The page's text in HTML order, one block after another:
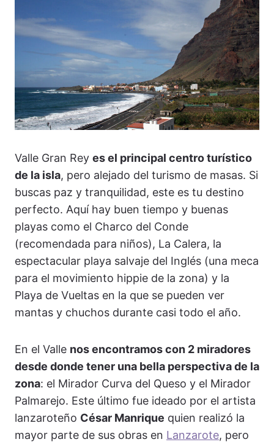
Valle Gran Rey es el principal centro turístico
de la isla, pero alejado del turismo de masas. Si
buscas paz y tranquilidad, este es tu destino
perfecto. Aquí hay buen tiempo y buenas
playas como el Charco del Conde
(recomendada para niños), La Calera, la
espectacular playa salvaje del Inglés (una meca
para el movimiento hippie de la zona) y la
Playa de Vueltas en la que se pueden ver
mantas y chuchos durante casi todo el año.
En el Valle nos encontramos con 2 miradores
desde donde tener una bella perspectiva de la
zona: el Mirador Curva del Queso y el Mirador
Palmarejo. Este último fue ideado por el artista
lanzaroteño César Manrique quien realizó la
mayor parte de sus obras en Lanzarote, pero